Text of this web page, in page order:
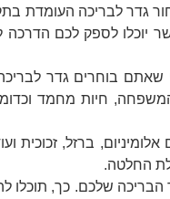
גדר לבריכה העומדת
יוכלו לספק לכם הדרכה
שאתם בוחרים גדר
חיות מחמד
ברזל, זכוכית
החלטה.
שלכם. כך, תוכלו